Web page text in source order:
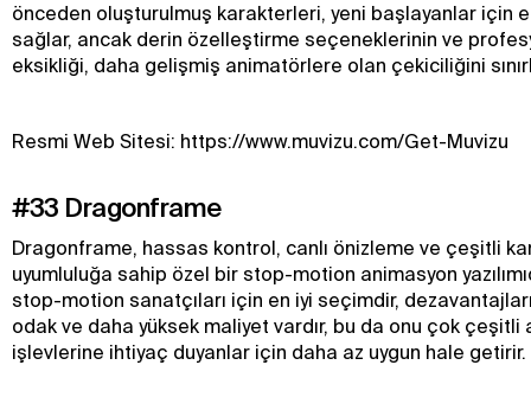
önceden oluşturulmuş karakterleri, yeni başlayanlar için
sağlar, ancak derin özelleştirme seçeneklerinin ve
eksikliği, daha gelişmiş animatörlere olan çekiciliğini
Resmi Web Sitesi: https://www.muvizu.com/Get-Muvizu
#33 Dragonframe
Dragonframe, hassas kontrol, canlı önizleme ve çeşitli
uyumluluğa sahip özel bir stop-motion animasyon
stop-motion sanatçıları için en iyi seçimdir,
odak ve daha yüksek maliyet vardır, bu da onu çok çeşitli
işlevlerine ihtiyaç duyanlar için daha az uygun hale getirir.